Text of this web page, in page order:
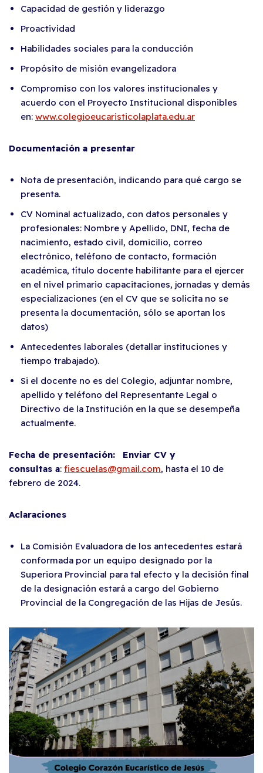
Capacidad de gestión y liderazgo
Proactividad
Habilidades sociales para la conducción
Propósito de misión evangelizadora
Compromiso con los valores institucionales y
acuerdo con el Proyecto Institucional disponibles
en: www.colegioeucaristicolaplata.edu.ar
Documentación a presentar
Nota de presentación, indicando para qué cargo se
presenta.
CV Nominal actualizado, con datos personales y
profesionales: Nombre y Apellido, DNI, fecha de
nacimiento, estado civil, domicilio, correo
electrónico, teléfono de contacto, formación
académica, título docente habilitante para el ejercer
en el nivel primario capacitaciones, jornadas y demás
especializaciones (en el CV que se solicita no se
presenta la documentación, sólo se aportan los
datos)
Antecedentes laborales (detallar instituciones y
tiempo trabajado).
Si el docente no es del Colegio, adjuntar nombre,
apellido y teléfono del Representante Legal o
Directivo de la Institución en la que se desempeña
actualmente.
Fecha de presentación:
Enviar CV y
consultas a: fiescuelas@gmail.com, hasta el 10 de
febrero de 2024.
Aclaraciones
La Comisión Evaluadora de los antecedentes estará
conformada por un equipo designado por la
Superiora Provincial para tal efecto y la decisión final
de la designación estará a cargo del Gobierno
Provincial de la Congregación de las Hijas de Jesús.